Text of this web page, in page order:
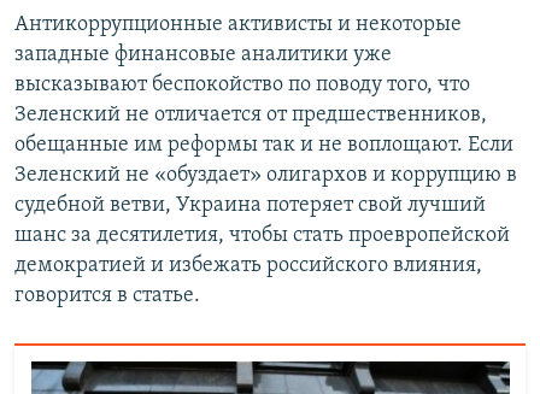
Антикоррупционные активисты и некоторые
западные финансовые аналитики уже
высказывают беспокойство по поводу того, что
Зеленский не отличается от предшественников,
обещанные им реформы так и не воплощают. Если
Зеленский не «обуздает» олигархов и коррупцию в
судебной ветви, Украина потеряет свой лучший
шанс за десятилетия, чтобы стать проевропейской
демократией и избежать российского влияния,
говорится в статье.